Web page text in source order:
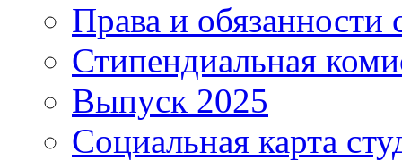
Права и обязанности
Стипендиальная
Выпуск 2025
Социальная карта